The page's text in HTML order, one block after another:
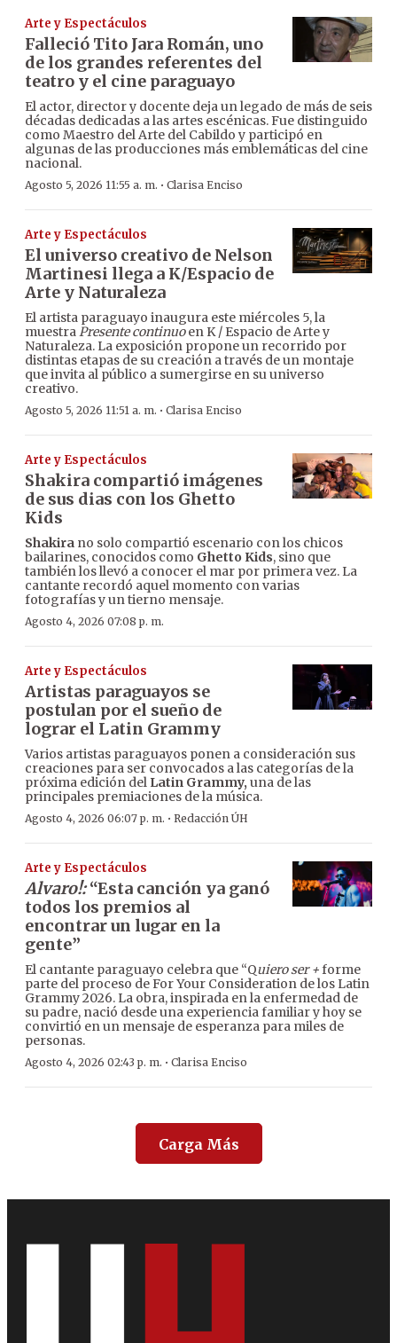
Arte y Espectáculos
Falleció Tito Jara Román, uno
de los grandes referentes del
teatro y el cine paraguayo
El actor, director y docente deja un legado de más de seis
décadas dedicadas a las artes escénicas. Fue distinguido
como Maestro del Arte del Cabildo y participó en
algunas de las producciones más emblemáticas del cine
nacional.
Agosto 5, 2026 11:55 a. m. · Clarisa Enciso
Arte y Espectáculos
El universo creativo de Nelson
Martinesi llega a K/Espacio de
Arte y Naturaleza
El artista paraguayo inaugura este miércoles 5, la
muestraPresente continuoen K / Espacio de Arte y
Naturaleza. La exposición propone un recorrido por
distintas etapas de su creación a través de un montaje
que invita al público a sumergirse en su universo
creativo.
Agosto 5, 2026 11:51 a. m. · Clarisa Enciso
Arte y Espectáculos
Shakira compartió imágenes
de sus dias con los Ghetto
Kids
Shakira no solo compartió escenario con los chicos
bailarines, conocidos como Ghetto Kids, sino que
también los llevó a conocer el mar por primera vez. La
cantante recordó aquel momento con varias
fotografías y un tierno mensaje.
Agosto 4, 2026 07:08 p. m.
Arte y Espectáculos
Artistas paraguayos se
postulan por el sueño de
lograr el Latin Grammy
Varios artistas paraguayos ponen a consideración sus
creaciones para ser convocados a las categorías de la
próxima edición del Latin Grammy, una de las
principales premiaciones de la música.
Agosto 4, 2026 06:07 p. m. · Redacción ÚH
Arte y Espectáculos
Alvaro!:“Esta canción ya ganó
todos los premios al
encontrar un lugar en la
gente”
El cantante paraguayo celebra que “Quiero ser +forme
parte del proceso de For Your Consideration de los Latin
Grammy 2026. La obra, inspirada en la enfermedad de
su padre, nació desde una experiencia familiar y hoy se
convirtió en un mensaje de esperanza para miles de
personas.
Agosto 4, 2026 02:43 p. m. · Clarisa Enciso
Carga Más